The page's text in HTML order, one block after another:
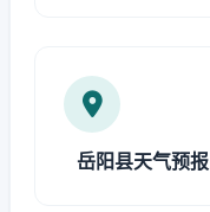
岳阳县天气预报